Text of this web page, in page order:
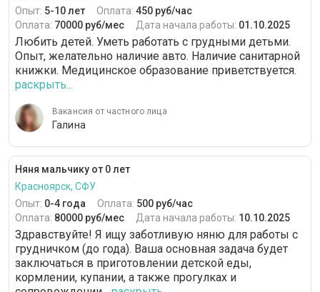
Опыт: 5-10 лет Оплата: 450 руб/час
Оплата: 70000 руб/мес Дата начала работы: 01.10.2025
Любить детей. Уметь работать с грудными детьми.
Опыт, желательно наличие авто. Наличие санитарной
книжки. Медицинское образование приветствуется.
раскрыть...
Вакансия от частного лица
Галина
Няня мальчику от 0 лет
Красноярск, СФУ
Опыт: 0-4 года Оплата: 500 руб/час
Оплата: 80000 руб/мес Дата начала работы: 10.10.2025
Здравствуйте! Я ищу заботливую няню для работы с
грудничком (до года). Ваша основная задача будет
заключаться в приготовлении детской еды,
кормлении, купании, а также прогулках и